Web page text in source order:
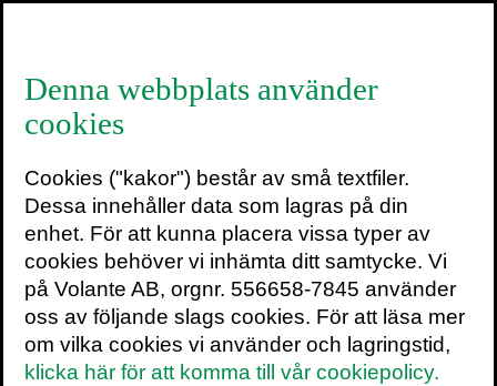
och i morgon
5 april 2020 10 min
Det skall fan vara ledare. Å ena sidan så
skall man vara väldigt mycket närvarande
här och nu. Ni vet, vara den där som man
Denna webbplats använder
cookies
Cookies ("kakor") består av små textfiler.
Dessa innehåller data som lagras på din
enhet. För att kunna placera vissa typer av
cookies behöver vi inhämta ditt samtycke. Vi
på Volante AB, orgnr. 556658-7845 använder
oss av följande slags cookies. För att läsa mer
om vilka cookies vi använder och lagringstid,
klicka här för att komma till vår cookiepolicy.